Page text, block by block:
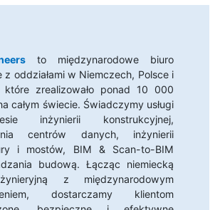
to międzynarodowe biuro
z oddziałami w Niemczech, Polsce i
które zrealizowało ponad 10 000
całym świecie. Świadczymy usługi
inżynierii konstrukcyjnej,
centrów danych, inżynierii
i mostów, BIM & Scan-to-BIM
budową. Łącząc niemiecką
z międzynarodowym
dostarczamy klientom